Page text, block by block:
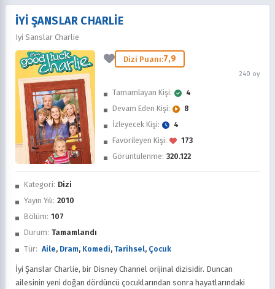
İzledim
Favorilere Ekle
Sonra İzle
İYI ŞANSLAR CHARLIE
Iyi Sanslar Charlie
Dizi Puanı:7,9
240 oy
Kategori: Dizi
Yayın Yılı: 2010
Bölüm: 107
Durum: Tamamlandı
Tür: Aile, Dram, Komedi, Tarihsel, Çocuk
Tamamlayan Kişi:
4
Devam Eden Kişi:
8
İzleyecek Kişi:
4
Favorileyen Kişi:
173
Görüntülenme: 320.122
İyi Şanslar Charlie, bir Disney Channel orijinal dizisidir. Duncan
ailesinin yeni doğan dördüncü çocuklarından sonra hayatlarındaki